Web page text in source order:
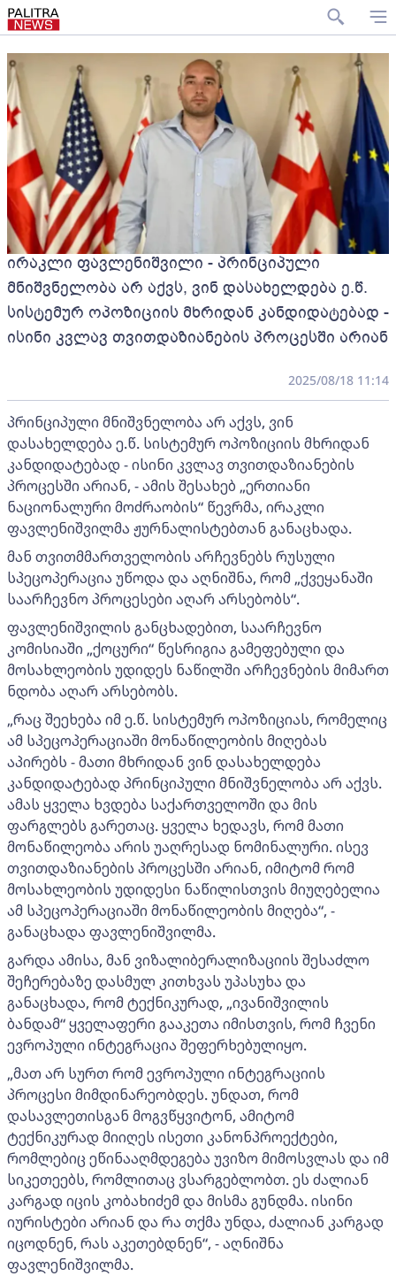
ირაკლი ფავლენიშვილი - პრინციპული
მნიშვნელობა არ აქვს, ვინ დასახელდება ე.წ.
სისტემურ ოპოზიციის მხრიდან კანდიდატებად -
ისინი კვლავ თვითდაზიანების პროცესში არიან
2025/08/18 11:14
პრინციპული მნიშვნელობა არ აქვს, ვინ
დასახელდება ე.წ. სისტემურ ოპოზიციის მხრიდან
კანდიდატებად - ისინი კვლავ თვითდაზიანების
პროცესში არიან, - ამის შესახებ „ერთიანი
ნაციონალური მოძრაობის“ წევრმა, ირაკლი
ფავლენიშვილმა ჟურნალისტებთან განაცხადა.
მან თვითმმართველობის არჩევნებს რუსული
სპეცოპერაცია უწოდა და აღნიშნა, რომ „ქვეყანაში
საარჩევნო პროცესები აღარ არსებობს“.
ფავლენიშვილის განცხადებით, საარჩევნო
კომისიაში „ქოცური“ წესრიგია გამეფებული და
მოსახლეობის უდიდეს ნაწილში არჩევნების მიმართ
ნდობა აღარ არსებობს.
„რაც შეეხება იმ ე.წ. სისტემურ ოპოზიციას, რომელიც
ამ სპეცოპერაციაში მონაწილეობის მიღებას
აპირებს - მათი მხრიდან ვინ დასახელდება
კანდიდატებად პრინციპული მნიშვნელობა არ აქვს.
ამას ყველა ხვდება საქართველოში და მის
ფარგლებს გარეთაც. ყველა ხედავს, რომ მათი
მონაწილეობა არის უაღრესად ნომინალური. ისევ
თვითდაზიანების პროცესში არიან, იმიტომ რომ
მოსახლეობის უდიდესი ნაწილისთვის მიუღებელია
ამ სპეცოპერაციაში მონაწილეობის მიღება“, -
განაცხადა ფავლენიშვილმა.
გარდა ამისა, მან ვიზალიბერალიზაციის შესაძლო
შეჩერებაზე დასმულ კითხვას უპასუხა და
განაცხადა, რომ ტექნიკურად, „ივანიშვილის
ბანდამ“ ყველაფერი გააკეთა იმისთვის, რომ ჩვენი
ევროპული ინტეგრაცია შეფერხებულიყო.
„მათ არ სურთ რომ ევროპული ინტეგრაციის
პროცესი მიმდინარეობდეს. უნდათ, რომ
დასავლეთისგან მოგვწყვიტონ, ამიტომ
ტექნიკურად მიიღეს ისეთი კანონპროექტები,
რომლებიც ეწინააღმდეგება უვიზო მიმოსვლას და იმ
სიკეთეებს, რომლითაც ვსარგებლობთ. ეს ძალიან
კარგად იცის კობახიძემ და მისმა გუნდმა. ისინი
იურისტები არიან და რა თქმა უნდა, ძალიან კარგად
იცოდნენ, რას აკეთებდნენ“, - აღნიშნა
ფავლენიშვილმა.